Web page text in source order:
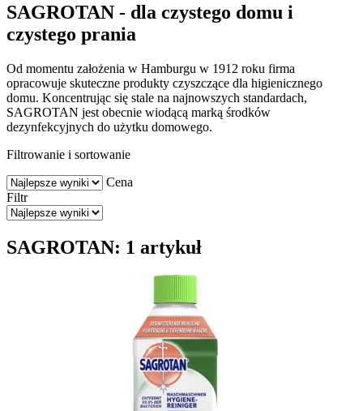
SAGROTAN - dla czystego domu i
czystego prania
Od momentu założenia w Hamburgu w 1912 roku firma
opracowuje skuteczne produkty czyszczące dla higienicznego
domu. Koncentrując się stale na najnowszych standardach,
SAGROTAN jest obecnie wiodącą marką środków
dezynfekcyjnych do użytku domowego.
Filtrowanie i sortowanie
Cena
Filtr
SAGROTAN: 1 artykuł